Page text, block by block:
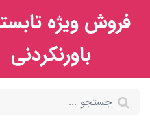
فروش ویژه
باورنکردنی